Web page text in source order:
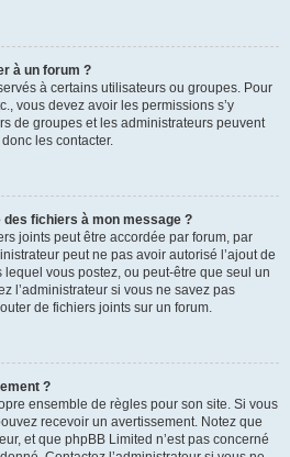
à un forum ?
à certains utilisateurs ou groupes. Pour
vous devez avoir les permissions s’y
de groupes et les administrateurs peuvent
les contacter.
des fichiers à mon message ?
joints peut être accordée par forum, par
peut ne pas avoir autorisé l’ajout de
vous postez, ou peut-être que seul un
l’administrateur si vous ne savez pas
de fichiers joints sur un forum.
?
ensemble de règles pour son site. Si vous
recevoir un avertissement. Notez que
et que phpBB Limited n’est pas concerné